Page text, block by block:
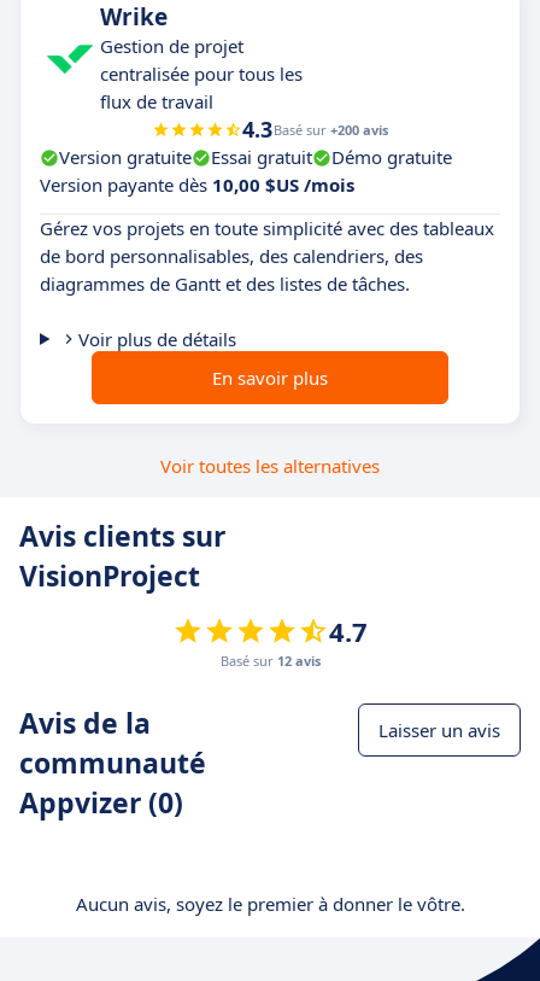
Wrike
Gestion de projet
centralisée pour tous les
flux de travail
4.3Basé sur +200 avis
Version gratuite Essai gratuit
Démo gratuite
Version payante dès 10,00 $US /mois
Gérez vos projets en toute simplicité avec des tableaux
de bord personnalisables, des calendriers, des
diagrammes de Gantt et des listes de tâches.
Voir plus de détails
En savoir plus
Voir toutes les alternatives
Avis clients sur
VisionProject
4.7
Basé sur 12 avis
Avis de la
communauté
Appvizer (0)
Laisser un avis
Aucun avis, soyez le premier à donner le vôtre.